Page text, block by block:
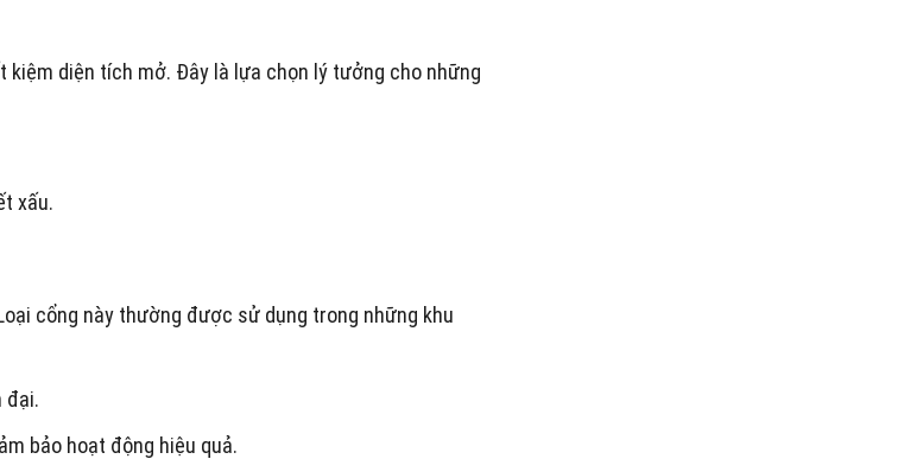
diện tích mở. Đây là lựa chọn lý tưởng cho những
xấu.
cổng này thường được sử dụng trong những khu
đại.
bảo hoạt động hiệu quả.